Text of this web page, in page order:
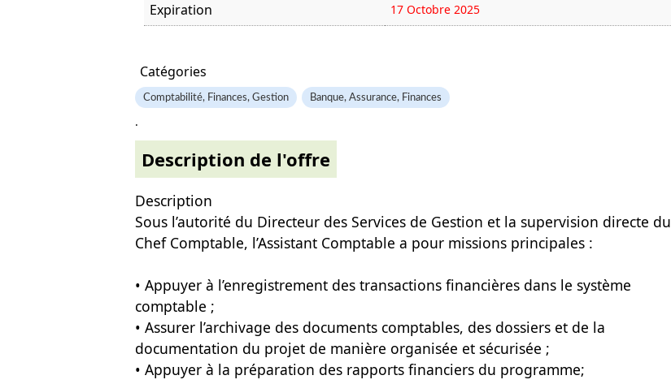
Expiration 17 Octobre 2025
Catégories
Comptabilité, Finances, Gestion Banque, Assurance, Finances
.
Description de l'offre
Description
Sous l’autorité du Directeur des Services de Gestion et la supervision directe du
Chef Comptable, l’Assistant Comptable a pour missions principales :
• Appuyer à l’enregistrement des transactions financières dans le système
comptable ;
• Assurer l’archivage des documents comptables, des dossiers et de la
documentation du projet de manière organisée et sécurisée ;
• Appuyer à la préparation des rapports financiers du programme;